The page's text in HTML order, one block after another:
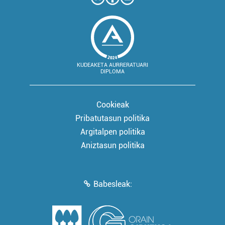
KUDEAKETA AURRERATUARI
DIPLOMA
Cookieak
Pribatutasun politika
Argitalpen politika
Aniztasun politika
Babesleak: